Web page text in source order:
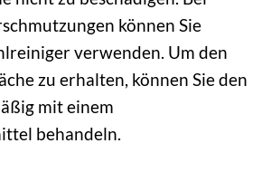
können Sie
verwenden. Um den
zu erhalten, können Sie den
mit einem
behandeln.